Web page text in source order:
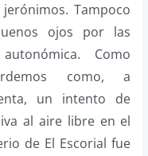
Tampoco
ojos por las
Como
como, a
un intento de
al aire libre en el
de El Escorial fue